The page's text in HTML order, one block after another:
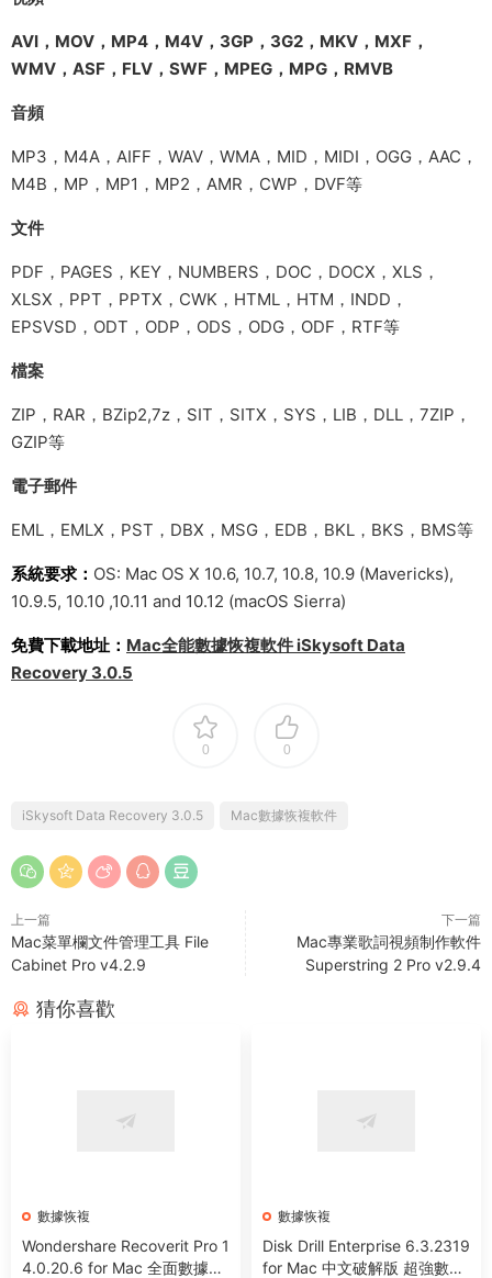
AVI，MOV，MP4，M4V，3GP，3G2，MKV，MXF，
WMV，ASF，FLV，SWF，MPEG，MPG，RMVB
音頻
MP3，M4A，AIFF，WAV，WMA，MID，MIDI，OGG，AAC，
M4B，MP，MP1，MP2，AMR，CWP，DVF等
文件
PDF，PAGES，KEY，NUMBERS，DOC，DOCX，XLS，
XLSX，PPT，PPTX，CWK，HTML，HTM，INDD，
EPSVSD，ODT，ODP，ODS，ODG，ODF，RTF等
檔案
ZIP，RAR，BZip2,7z，SIT，SITX，SYS，LIB，DLL，7ZIP，
GZIP等
電子郵件
EML，EMLX，PST，DBX，MSG，EDB，BKL，BKS，BMS等
系統要求： OS: Mac OS X 10.6, 10.7, 10.8, 10.9 (Mavericks),
10.9.5, 10.10 ,10.11 and 10.12 (macOS Sierra)
免費下載地址： Mac全能數據恢複軟件 iSkysoft Data
Recovery 3.0.5
0 0
iSkysoft Data Recovery 3.0.5 Mac數據恢複軟件
上一篇
Mac菜單欄文件管理工具 File
Cabinet Pro v4.2.9
下一篇
Mac專業歌詞視頻制作軟件
Superstring 2 Pro v2.9.4
猜你喜歡
數據恢複
Wondershare Recoverit Pro 1
4.0.20.6 for Mac 全面數據恢
數據恢複
Disk Drill Enterprise 6.3.2319
for Mac 中文破解版 超強數據